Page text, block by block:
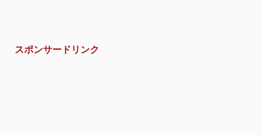
スポンサードリンク